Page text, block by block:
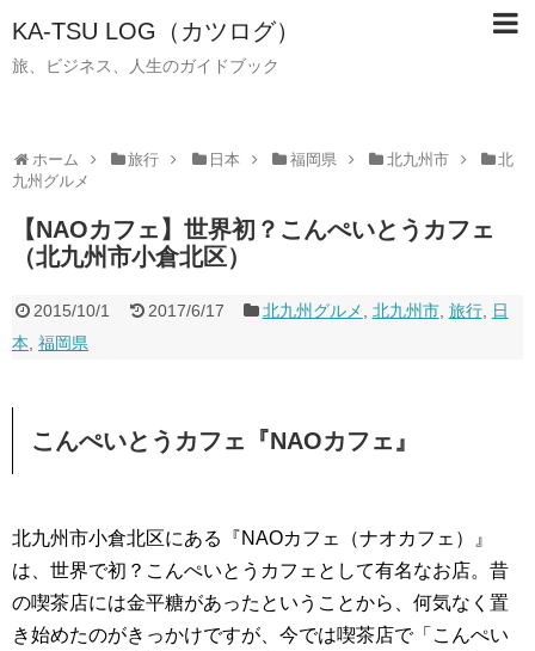
KA-TSU LOG（カツログ）
旅、ビジネス、人生のガイドブック
ホーム 旅行 日本 福岡県 北九州市
北
九州グルメ
【NAOカフェ】世界初？こんぺいとうカフェ
（北九州市小倉北区）
2015/10/1 2017/6/17 北九州グルメ 北九州市, 旅行,
日
本 福岡県
こんぺいとうカフェ『NAOカフェ』
北九州市小倉北区にある『NAOカフェ（ナオカフェ）』
は、世界で初？こんぺいとうカフェとして有名なお店。昔
の喫茶店には金平糖があったということから、何気なく置
き始めたのがきっかけですが、今では喫茶店で「こんぺい